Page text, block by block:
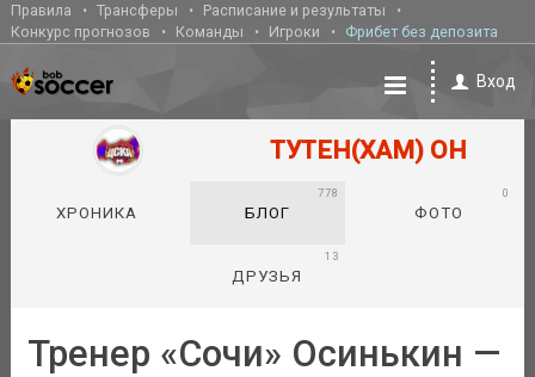
Правила Трансферы
Расписание и результаты
Конкурс прогнозов
Команды Игроки Фрибет без депозита
Вход
ТУТЕН(ХАМ) ОН
ХРОНИКА БЛОГ
778
ФОТО
0
ДРУЗЬЯ
13
Тренер «Сочи» Осинькин —